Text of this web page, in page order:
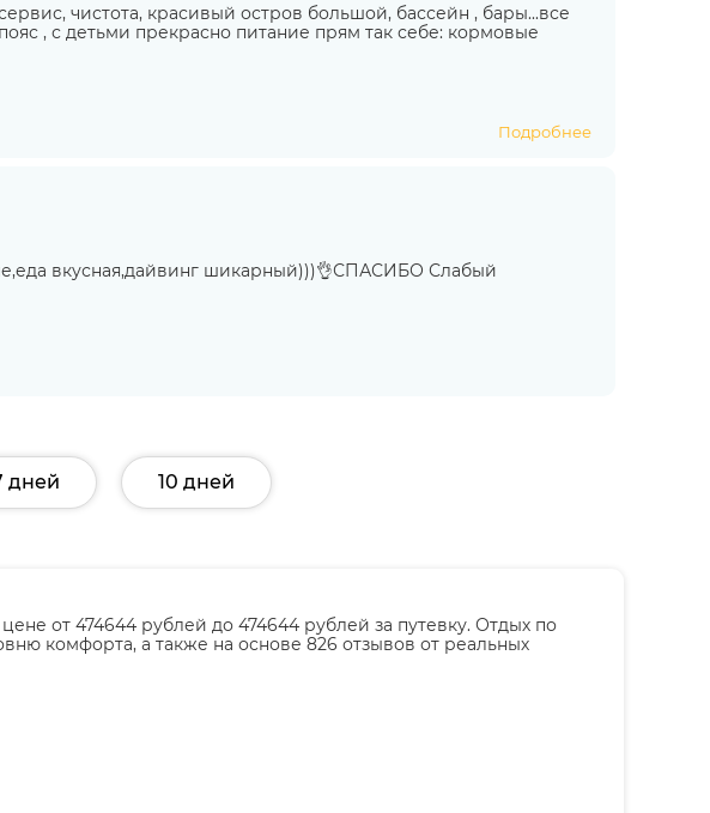
чистота, красивый остров большой, бассейн , бары...все
, с детьми прекрасно питание прям так себе: кормовые
Подробнее
вкусная,дайвинг шикарный)))👌СПАСИБО Слабый
дней 10 дней
от 474644 рублей до 474644 рублей за путевку. Отдых по
комфорта, а также на основе 826 отзывов от реальных